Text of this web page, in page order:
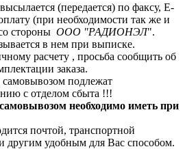
(передается) по факсу, E-
(при необходимости так же и
стороны ООО "РАДИОНЭЛ".
в нем при выписке.
расчету , просьба сообщить об
заказа.
подлежат
с отделом сбыта !!!
необходимо иметь при
почтой, транспортной
другим удобным для Вас способом.